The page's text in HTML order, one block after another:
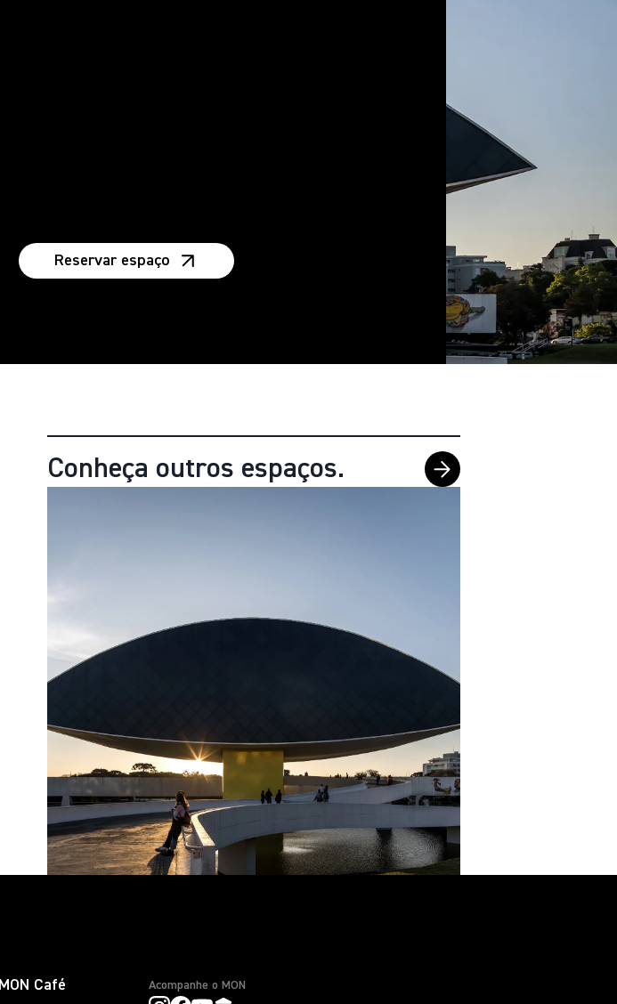
Reservar espaço
Conheça outros espaços.
MON Café Acompanhe o MON